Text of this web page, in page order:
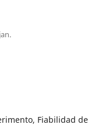
Fiabilidad de